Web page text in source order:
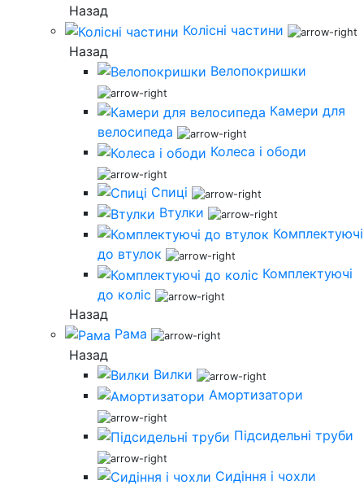
Назад
Колісні частини
Назад
Велопокришки
Камери для
велосипеда
Колеса і ободи
Спиці
Втулки
Комплектуючі
до втулок
Комплектуючі
до коліс
Назад
Рама
Назад
Вилки
Амортизатори
Підсидельні труби
Сидіння і чохли